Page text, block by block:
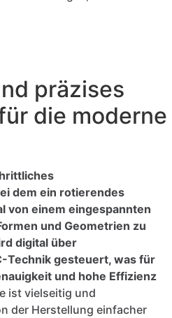
präzises
die moderne
dem ein rotierendes
von einem eingespannten
und Geometrien zu
digital über
Technik gesteuert, was für
und hohe Effizienz
ist vielseitig und
der Herstellung einfacher